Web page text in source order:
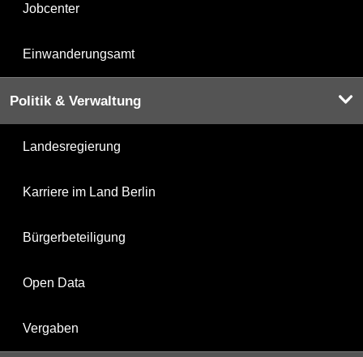
Jobcenter
Einwanderungsamt
Politik & Verwaltung
Landesregierung
Karriere im Land Berlin
Bürgerbeteiligung
Open Data
Vergaben